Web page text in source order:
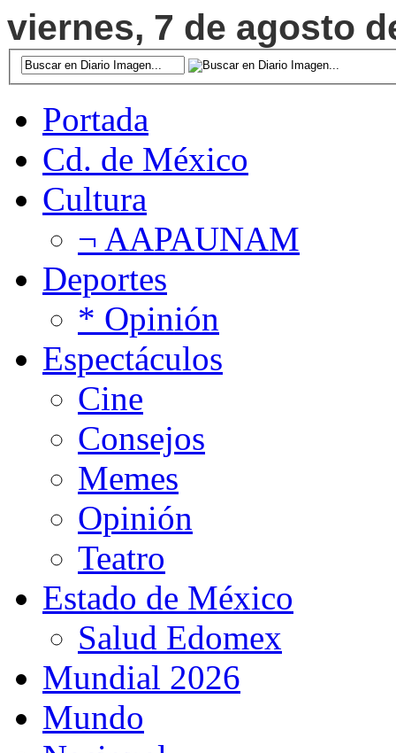
viernes, 7 de agosto
Portada
Cd. de México
Cultura
¬ AAPAUNAM
Deportes
* Opinión
Espectáculos
Cine
Consejos
Memes
Opinión
Teatro
Estado de México
Salud Edomex
Mundial 2026
Mundo